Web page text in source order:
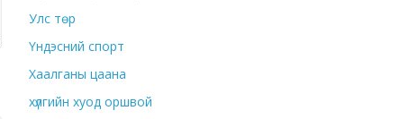
Улс төр
Үндэсний спорт
Хаалганы цаана
хүлгийн хуод оршвой